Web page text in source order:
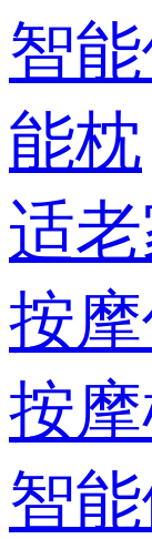
智
能枕
适
按
按
智